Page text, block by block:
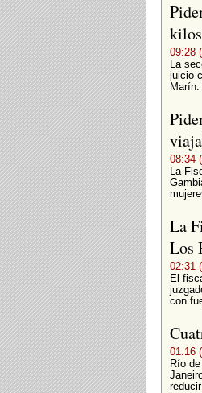
09:28
La
juicio
08:34
La
La
Los
02:31
El
con
01:16
Río